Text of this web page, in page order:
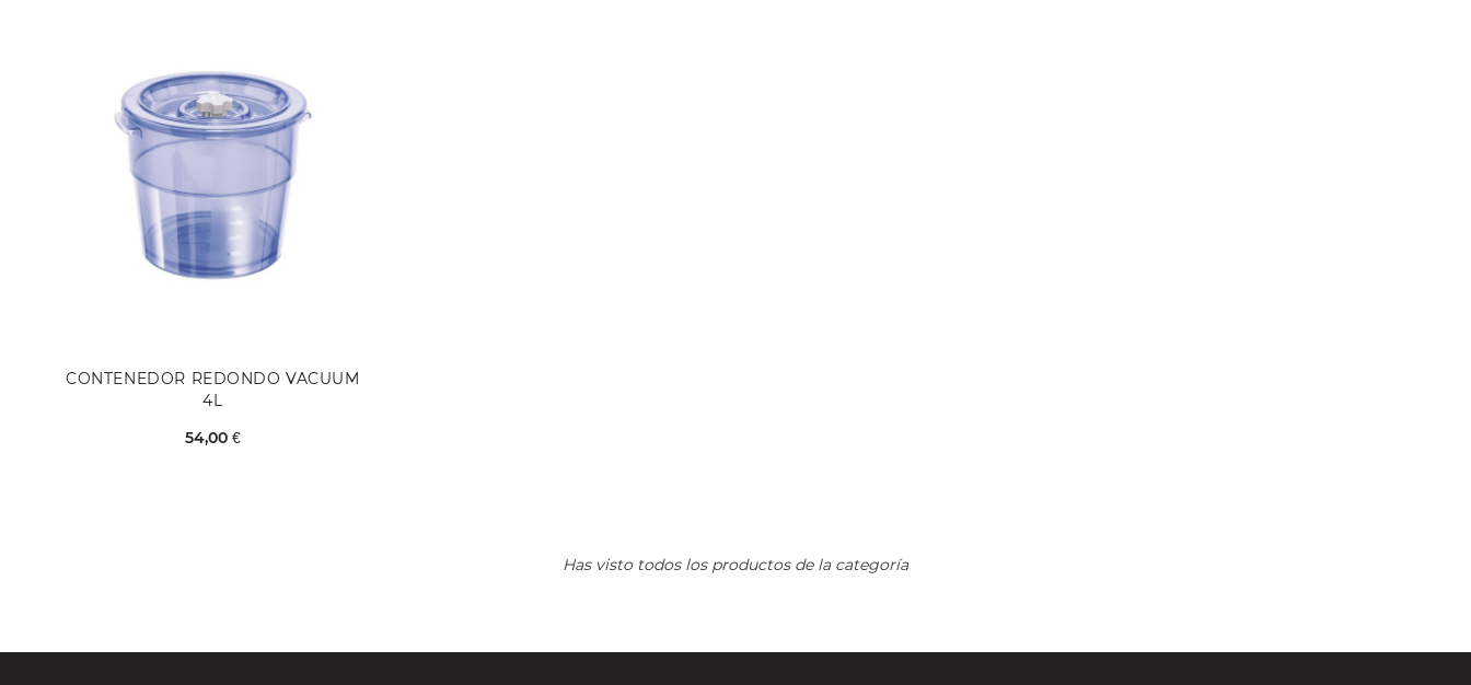
CONTENEDOR REDONDO VACUUM
4L
54,00 €
Has visto todos los productos de la categoría